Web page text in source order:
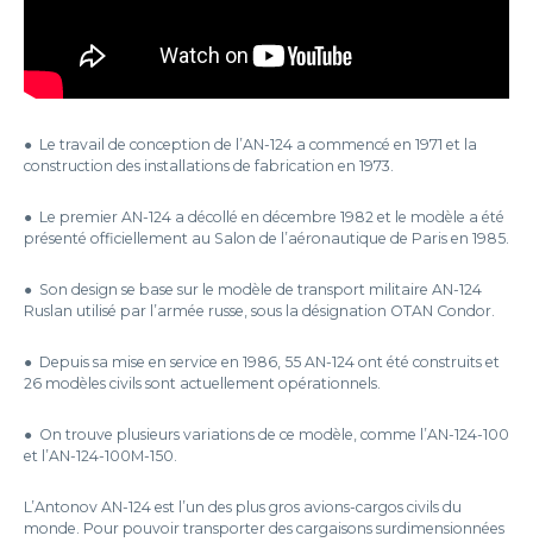
● Le travail de conception de l’AN-124 a commencé en 1971 et la
construction des installations de fabrication en 1973.
● Le premier AN-124 a décollé en décembre 1982 et le modèle a été
présenté officiellement au Salon de l’aéronautique de Paris en 1985.
● Son design se base sur le modèle de transport militaire AN-124
Ruslan utilisé par l’armée russe, sous la désignation OTAN Condor.
● Depuis sa mise en service en 1986, 55 AN-124 ont été construits et
26 modèles civils sont actuellement opérationnels.
● On trouve plusieurs variations de ce modèle, comme l’AN-124-100
et l’AN-124-100M-150.
L’Antonov AN-124 est l’un des plus gros avions-cargos civils du
monde. Pour pouvoir transporter des cargaisons surdimensionnées